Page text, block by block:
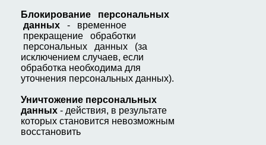
Блокирование персональных
данных - временное
прекращение обработки
персональных данных (за
исключением случаев, если
обработка необходима для
уточнения персональных данных).
Уничтожение персональных
данных - действия, в результате
которых становится невозможным
восстановить